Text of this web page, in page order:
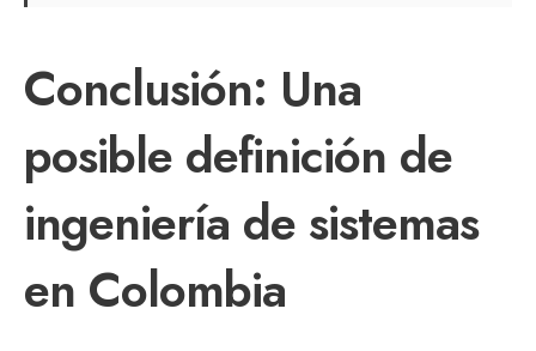
Conclusión: Una
posible definición de
ingeniería de sistemas
en Colombia